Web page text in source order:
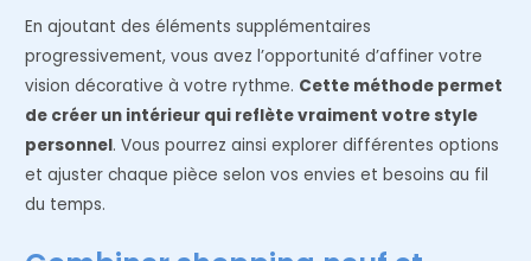
En ajoutant des éléments supplémentaires
progressivement, vous avez l’opportunité d’affiner votre
vision décorative à votre rythme. Cette méthode permet
de créer un intérieur qui reflète vraiment votre style
personnel. Vous pourrez ainsi explorer différentes options
et ajuster chaque pièce selon vos envies et besoins au fil
du temps.